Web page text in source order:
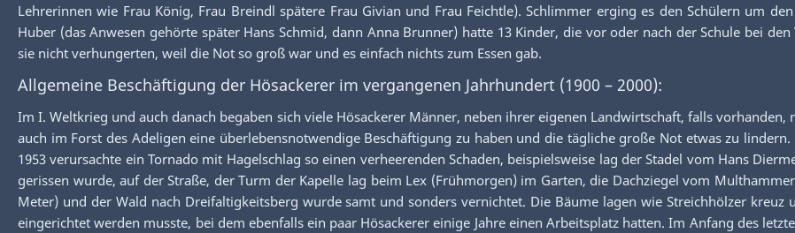
Lehrerinnen wie Frau König, Frau Breindl spätere Frau Givian und Frau Feichtle). Schlimmer erging es den Schülern um
Huber (das Anwesen gehörte später Hans Schmid, dann Anna Brunner) hatte 13 Kinder, die vor oder nach der Schule bei
sie nicht verhungerten, weil die Not so groß war und es einfach nichts zum Essen gab.
Allgemeine Beschäftigung der Hösackerer im vergangenen Jahrhundert (1900 – 2000):
Im I. Weltkrieg und auch danach begaben sich viele Hösackerer Männer, neben ihrer eigenen Landwirtschaft, falls
auch im Forst des Adeligen eine überlebensnotwendige Beschäftigung zu haben und die tägliche große Not etwas zu
1953 verursachte ein Tornado mit Hagelschlag so einen verheerenden Schaden, beispielsweise lag der Stadel vom Hans
gerissen wurde, auf der Straße, der Turm der Kapelle lag beim Lex (Frühmorgen) im Garten, die Dachziegel vom
Meter) und der Wald nach Dreifaltigkeitsberg wurde samt und sonders vernichtet. Die Bäume lagen wie Streichhölzer
eingerichtet werden musste, bei dem ebenfalls ein paar Hösackerer einige Jahre einen Arbeitsplatz hatten. Im Anfang des